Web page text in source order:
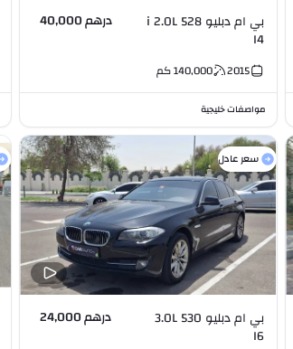
بي ام دبليو 528 i 2.0L
I4
درهم 40,000
2015
140,000كم
مواصفات خليجية
سعر عادل
بي ام دبليو 530 3.0L
I6
درهم 24,000